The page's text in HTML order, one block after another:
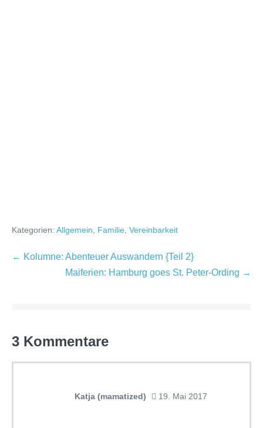
Kategorien: Allgemein Familie Vereinbarkeit
Beitragsnavigation
← Kolumne: Abenteuer Auswandern {Teil 2}
Maiferien: Hamburg goes St. Peter-Ording →
3 Kommentare
Katja (mamatized) 19. Mai 2017